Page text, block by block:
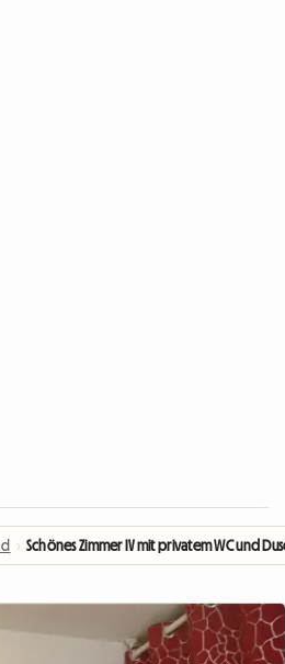
› Schönes Zimmer IV mit privatem WC und